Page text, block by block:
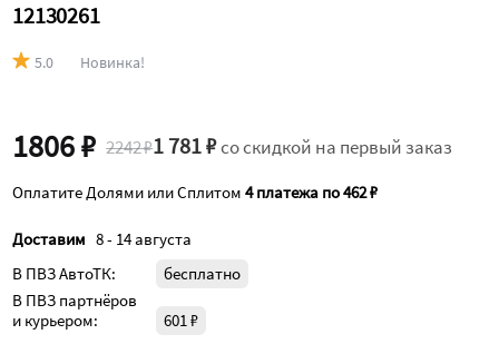
12130261
5.0 Новинка!
1806 ₽ 2242 ₽1 781 ₽со скидкой на первый заказ
Оплатите Долями или Сплитом4 платежа по 462 ₽
Доставим 8 - 14 августа
В ПВЗ АвтоТК:
бесплатно
В ПВЗ партнёров
и курьером:
601 ₽